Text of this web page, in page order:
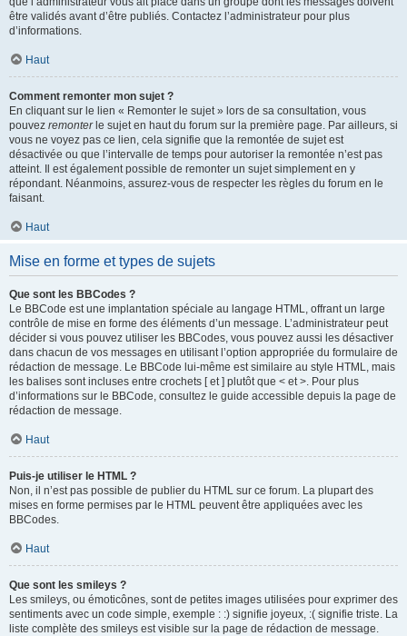
être validés avant d’être publiés. Contactez l’administrateur pour plus
d’informations.
Haut
Comment remonter mon sujet ?
En cliquant sur le lien « Remonter le sujet » lors de sa consultation, vous
pouvez remonterle sujet en haut du forum sur la première page. Par ailleurs, si
vous ne voyez pas ce lien, cela signifie que la remontée de sujet est
désactivée ou que l’intervalle de temps pour autoriser la remontée n’est pas
atteint. Il est également possible de remonter un sujet simplement en y
répondant. Néanmoins, assurez-vous de respecter les règles du forum en le
faisant.
Haut
Mise en forme et types de sujets
Que sont les BBCodes ?
Le BBCode est une implantation spéciale au langage HTML, offrant un large
contrôle de mise en forme des éléments d’un message. L’administrateur peut
décider si vous pouvez utiliser les BBCodes, vous pouvez aussi les désactiver
dans chacun de vos messages en utilisant l’option appropriée du formulaire de
rédaction de message. Le BBCode lui-même est similaire au style HTML, mais
les balises sont incluses entre crochets [ et ] plutôt que < et >. Pour plus
d’informations sur le BBCode, consultez le guide accessible depuis la page de
rédaction de message.
Haut
Puis-je utiliser le HTML ?
Non, il n’est pas possible de publier du HTML sur ce forum. La plupart des
mises en forme permises par le HTML peuvent être appliquées avec les
BBCodes.
Haut
Que sont les smileys ?
Les smileys, ou émoticônes, sont de petites images utilisées pour exprimer des
sentiments avec un code simple, exemple : :) signifie joyeux, :( signifie triste. La
liste complète des smileys est visible sur la page de rédaction de message.